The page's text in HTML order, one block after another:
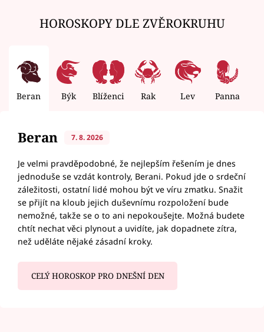
HOROSKOPY DLE ZVĚROKRUHU
Beran Býk Blíženci Rak Lev Panna
Beran 7. 8. 2026
Je velmi pravděpodobné, že nejlepším řešením je dnes
jednoduše se vzdát kontroly, Berani. Pokud jde o srdeční
záležitosti, ostatní lidé mohou být ve víru zmatku. Snažit
se přijít na kloub jejich duševnímu rozpoložení bude
nemožné, takže se o to ani nepokoušejte. Možná budete
chtít nechat věci plynout a uvidíte, jak dopadnete zítra,
než uděláte nějaké zásadní kroky.
CELÝ HOROSKOP PRO DNEŠNÍ DEN